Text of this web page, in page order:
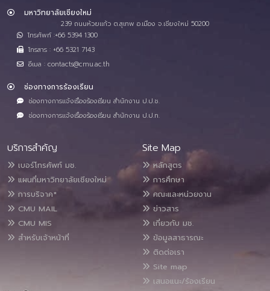
มหาวิทยาลัยเชียงใหม่
239 ถนนห้วยแก้ว ต.สุเทพ อ.เมือง จ.เชียงใหม่ 50200
โทรศัพท์ :+66 5394 1300
โทรสาร : +66 5321 7143
อีเมล : contacts@cmu.ac.th
ช่องทางการร้องเรียน
ช่องทางการแจ้งเรื่องร้องเรียน สำนักงาน ป.ป.ช.
ช่องทางการแจ้งเรื่องร้องเรียน สำนักงาน ป.ป.ท.
บริการสำคัญ
เบอร์โทรศัพท์ มช.
แผนที่มหาวิทยาลัยเชียงใหม่
การบริจาค*
CMU MAIL
CMU MIS
สำหรับเจ้าหน้าที่
Site Map
หลักสูตร
การศึกษา
คณะและหน่วยงาน
ข่าวสาร
เกี่ยวกับ มช.
ข้อมูลสาธารณะ
ติดต่อเรา
Site map
เสนอแนะ/ร้องเรียน